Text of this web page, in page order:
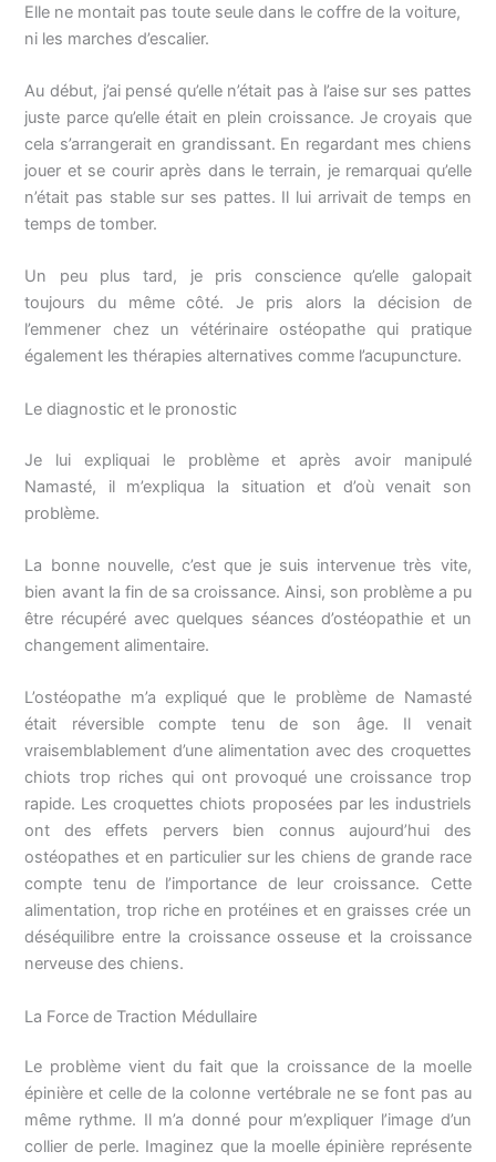
Elle ne montait pas toute seule dans le coffre de la voiture,
ni les marches d’escalier.
Au début, j’ai pensé qu’elle n’était pas à l’aise sur ses pattes
juste parce qu’elle était en plein croissance. Je croyais que
cela s’arrangerait en grandissant. En regardant mes chiens
jouer et se courir après dans le terrain, je remarquai qu’elle
n’était pas stable sur ses pattes. Il lui arrivait de temps en
temps de tomber.
Un peu plus tard, je pris conscience qu’elle galopait
toujours du même côté. Je pris alors la décision de
l’emmener chez un vétérinaire ostéopathe qui pratique
également les thérapies alternatives comme l’acupuncture.
Le diagnostic et le pronostic
Je lui expliquai le problème et après avoir manipulé
Namasté, il m’expliqua la situation et d’où venait son
problème.
La bonne nouvelle, c’est que je suis intervenue très vite,
bien avant la fin de sa croissance. Ainsi, son problème a pu
être récupéré avec quelques séances d’ostéopathie et un
changement alimentaire.
L’ostéopathe m’a expliqué que le problème de Namasté
était réversible compte tenu de son âge. Il venait
vraisemblablement d’une alimentation avec des croquettes
chiots trop riches qui ont provoqué une croissance trop
rapide. Les croquettes chiots proposées par les industriels
ont des effets pervers bien connus aujourd’hui des
ostéopathes et en particulier sur les chiens de grande race
compte tenu de l’importance de leur croissance. Cette
alimentation, trop riche en protéines et en graisses crée un
déséquilibre entre la croissance osseuse et la croissance
nerveuse des chiens.
La Force de Traction Médullaire
Le problème vient du fait que la croissance de la moelle
épinière et celle de la colonne vertébrale ne se font pas au
même rythme. Il m’a donné pour m’expliquer l’image d’un
collier de perle. Imaginez que la moelle épinière représente